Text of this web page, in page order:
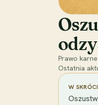
Prawo karne
Ostatnia
W